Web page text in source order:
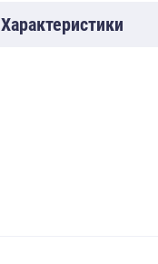
Характеристики